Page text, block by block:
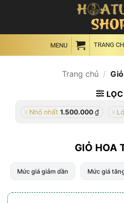
MENU TRANG
Trang chủ /
LỌC
Nhỏ nhất1.500.000₫
GIỎ HOA
Mức giá giảm dần Mức giá